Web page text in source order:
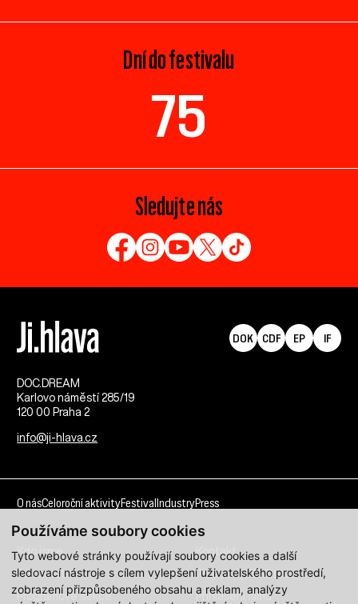
Používáme soubory cookies
Tyto webové stránky používají soubory cookies a další
sledovací nástroje s cílem vylepšení uživatelského prostředí,
zobrazení přizpůsobeného obsahu a reklam, analýzy
Dní do festivalu
75
Sledujte nás
DOC.DREAM​
Karlovo náměstí 285/19
120 00 Praha 2
info@ji-hlava.cz
DOK CDF EP IF
O násCeloroční aktivityFestival IndustryPress
Kdo jsme
Kontakt
Partnerství
Pracovní příležitosti
Programové sekce
Přihlášení filmu